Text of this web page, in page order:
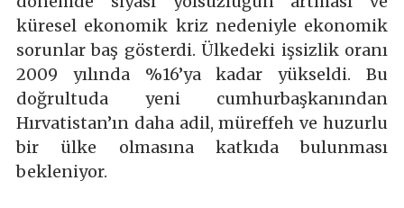
küresel ekonomik kriz nedeniyle ekonomik
sorunlar baş gösterdi. Ülkedeki işsizlik oranı
2009 yılında %16’ya kadar yükseldi. Bu
doğrultuda yeni cumhurbaşkanından
Hırvatistan’ın daha adil, müreffeh ve huzurlu
bir ülke olmasına katkıda bulunması
bekleniyor.